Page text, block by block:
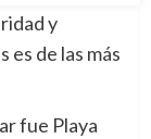
y
es de las más
fue Playa